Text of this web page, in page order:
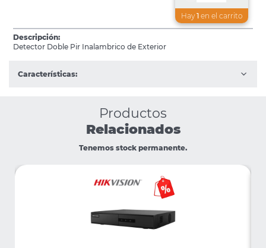
Hay 1en el carrito
Descripción:
Detector Doble Pir Inalambrico de Exterior
Características:
Productos
Relacionados
Tenemos stock permanente.